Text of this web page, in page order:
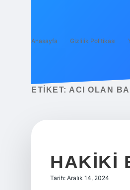
Anasayfa Gizlilik Politikası
ETIKET: ACI OLAN
HAKIKI
Tarih: Aralık 14, 2024